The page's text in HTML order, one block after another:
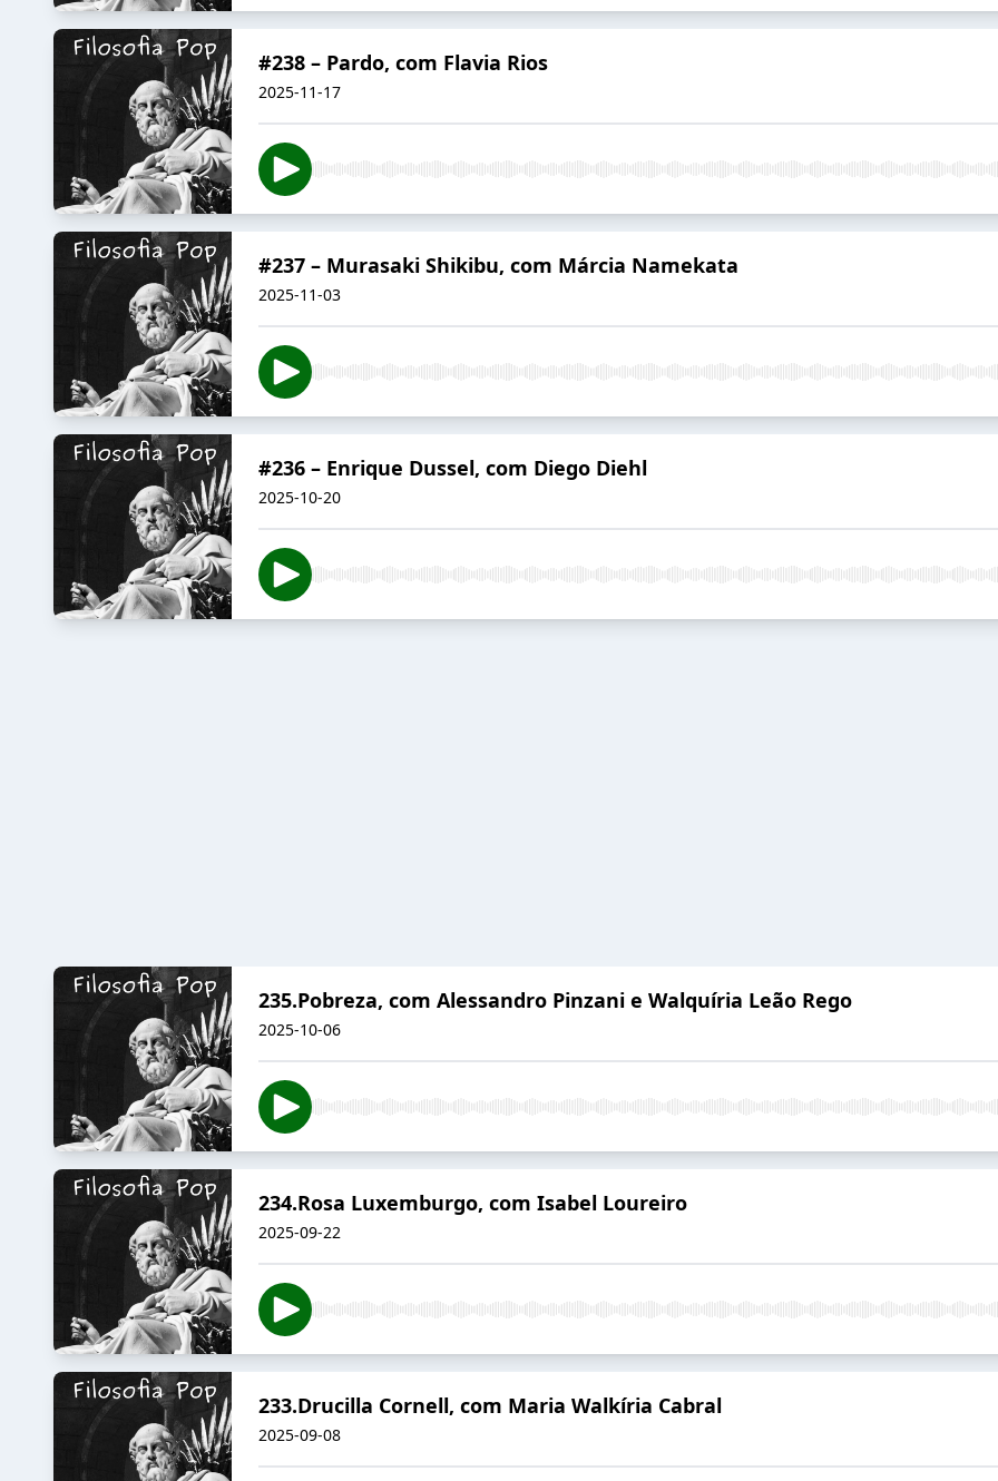
#238 – Pardo, com Flavia Rios
2025-11-17
#237 – Murasaki Shikibu, com Márcia Namekata
2025-11-03
#236 – Enrique Dussel, com Diego Diehl
2025-10-20
235.Pobreza, com Alessandro Pinzani e Walquíria Leão Rego
2025-10-06
234.Rosa Luxemburgo, com Isabel Loureiro
2025-09-22
233.Drucilla Cornell, com Maria Walkíria Cabral
2025-09-08